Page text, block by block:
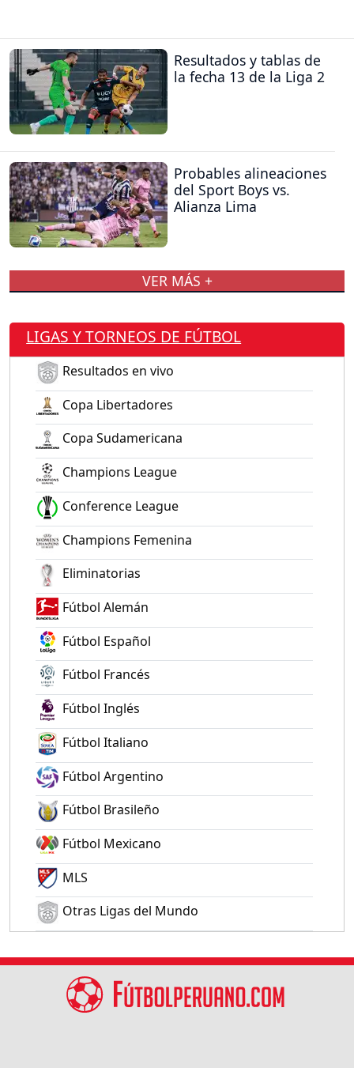
Resultados y tablas de
la fecha 13 de la Liga 2
Probables alineaciones
del Sport Boys vs.
Alianza Lima
VER MÁS +
LIGAS Y TORNEOS DE FÚTBOL
Resultados en vivo
Copa Libertadores
Copa Sudamericana
Champions League
Conference League
Champions Femenina
Eliminatorias
Fútbol Alemán
Fútbol Español
Fútbol Francés
Fútbol Inglés
Fútbol Italiano
Fútbol Argentino
Fútbol Brasileño
Fútbol Mexicano
MLS
Otras Ligas del Mundo